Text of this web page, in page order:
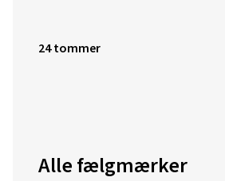
24 tommer
Alle fælgmærker